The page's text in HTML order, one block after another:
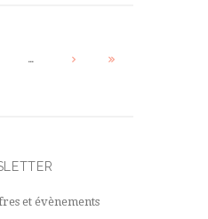
…
et évènements